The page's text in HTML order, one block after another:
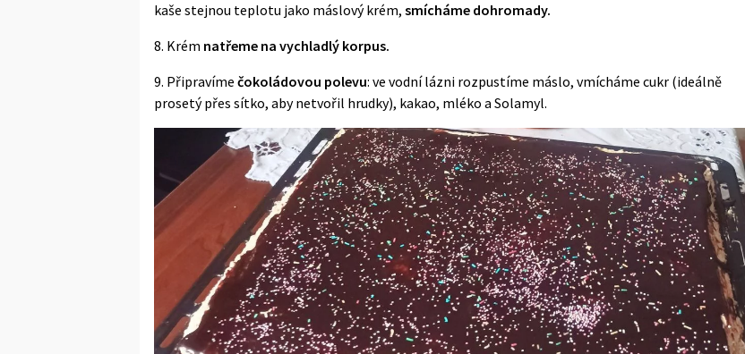
kaše stejnou teplotu jako máslový krém, smícháme dohromady.
8. Krém natřeme na vychladlý korpus.
9. Připravíme čokoládovou polevu: ve vodní lázni rozpustíme máslo, vmícháme cukr (ideálně
prosetý přes sítko, aby netvořil hrudky), kakao, mléko a Solamyl.